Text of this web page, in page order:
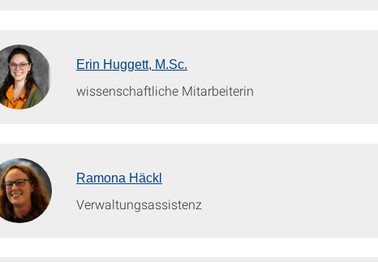
Erin Huggett, M.Sc.
wissenschaftliche Mitarbeiterin
Ramona Häckl
Verwaltungsassistenz